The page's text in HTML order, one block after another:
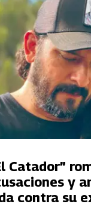
Catador”
y
contra su